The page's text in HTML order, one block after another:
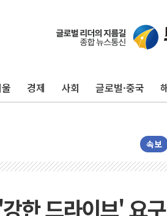
경제 사회 글로벌·중국
속보
한 드라이브' 요